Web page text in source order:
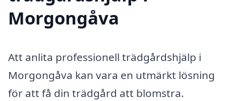
Morgongåva
Att anlita professionell trädgårdshjälp i
Morgongåva kan vara en utmärkt lösning
för att få din trädgård att blomstra.